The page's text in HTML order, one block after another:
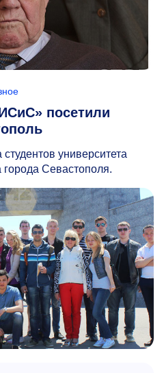
посетили
университета
Севастополя.